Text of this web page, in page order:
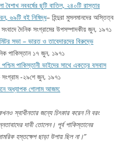
বৈশাখ নববর্ষের ছুটি বাতিল, ২৪০টি রাস্তার
৬৯টি বই নিষিদ্ধ– হিন্দুরা মুসলমানদের অস্তিত্ব
দৈনিক সংগ্রামের উপসম্পাদকীয় জুন, ১৯৭১
সভা – ভারত ও তাবেদারদের বিরুদ্ভে
পাকিস্তান ১৭ জুন, ১৯৭১
পশ্চিম পাকিস্তানী ভাইদের সাথে একত্রে বসবাস
-২৯শে জুন, ১৯৭১
অধ্যাপক গোলাম আজম:
স্বাধীনতার জন্যে চিৎকার করেন নি বরং
দাবী তোলেন। পূর্ব পাকিস্তানের
হস্তক্ষেপ ছাড়া উপায় ছিল না।”